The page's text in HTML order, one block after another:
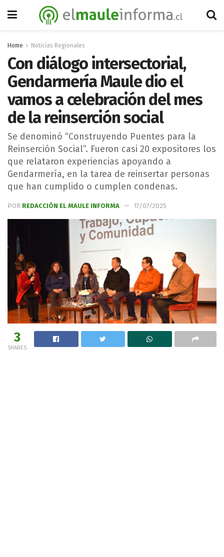
Home Noticias Regionales
Con diálogo intersectorial,
Gendarmería Maule dio el
vamos a celebración del mes
de la reinserción social
Se denominó “Construyendo Puentes para la
Reinserción Social”. Fueron casi 20 expositores los
que relataron experiencias apoyando a
Gendarmería, en la tarea de reinsertar personas
que han cumplido o cumplen condenas.
POR REDACCIÓN EL MAULE INFORMA 17/07/2025
3
SHARES